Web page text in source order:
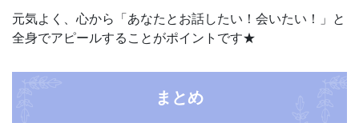
元気よく、心から「あなたとお話したい！会いたい！」と
全身でアピールすることがポイントです★
まとめ